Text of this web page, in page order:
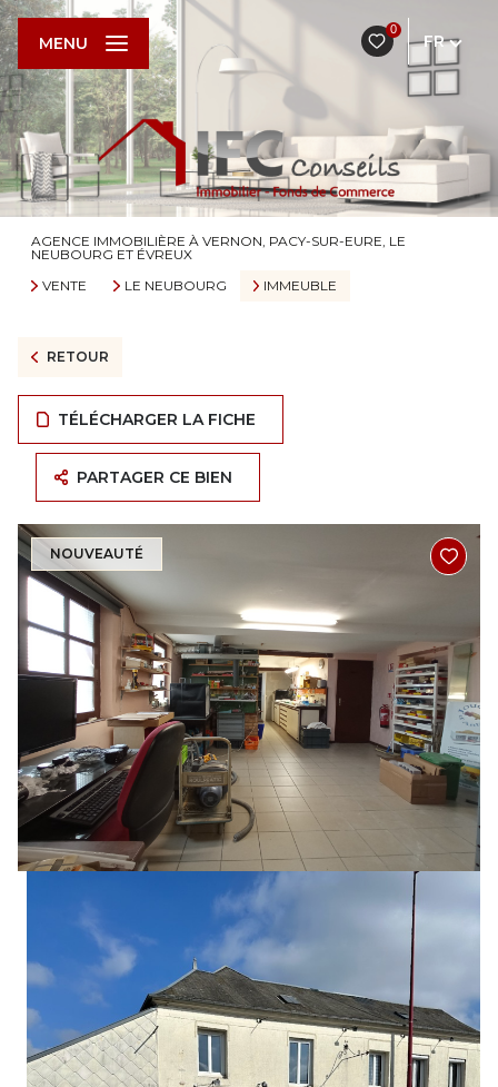
0
FR
MENU
AGENCE IMMOBILIÈRE À VERNON, PACY-SUR-EURE, LE
NEUBOURG ET ÉVREUX
VENTE
LE NEUBOURG IMMEUBLE
RETOUR
TÉLÉCHARGER LA FICHE
PARTAGER CE BIEN
NOUVEAUTÉ